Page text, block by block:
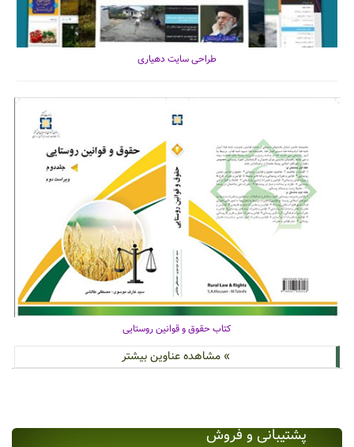
طراحی سایت دهیاری
کتاب حقوق و قوانین روستایی
» مشاهده عناوین بیشتر
پشتیبانی و فروش